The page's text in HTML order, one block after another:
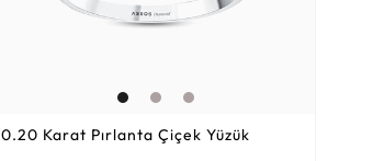
0.20 Karat Pırlanta Çiçek Yüzük